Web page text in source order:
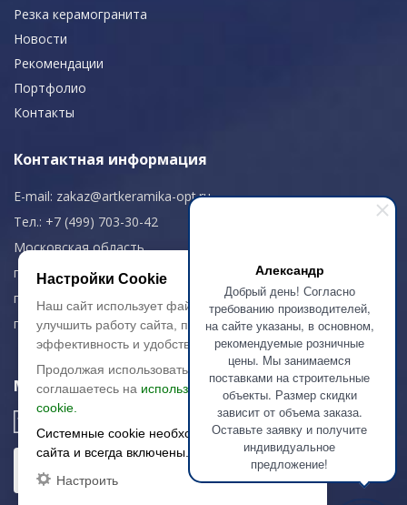
Александр
Добрый день! Согласно
требованию производителей,
на сайте указаны, в основном,
рекомендуемые розничные
цены. Мы занимаемся
поставками на строительные
объекты. Размер скидки
зависит от объема заказа.
Оставьте заявку и получите
индивидуальное
предложение!
Резка керамогранита
Новости
Рекомендации
Портфолио
Контакты
Контактная информация
E-mail: zakaz@artkeramika-opt.ru
Тел.: +7 (499) 703-30-42
Московская область,
г. Красногорск
пн-чт: 09.00-18.00
пт: 09.00-17.00
Мы в соц. сетях
Настройки Cookie
Наш сайт использует файлы cookie, чтобы
улучшить работу сайта, повысить его
эффективность и удобство.
Продолжая использовать сайт, вы
соглашаетесь на использование файлов
cookie.
Системные cookie необходимы для работы
сайта и всегда включены.
Настроить